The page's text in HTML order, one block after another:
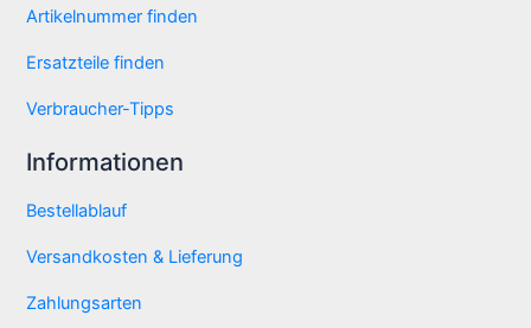
Artikelnummer finden
Ersatzteile finden
Verbraucher-Tipps
Informationen
Bestellablauf
Versandkosten & Lieferung
Zahlungsarten